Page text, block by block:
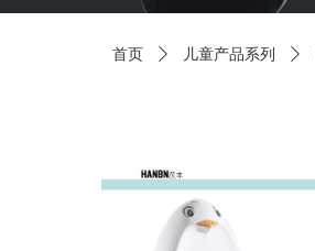
首页 ꄲ 儿童产品系列 ꄲ